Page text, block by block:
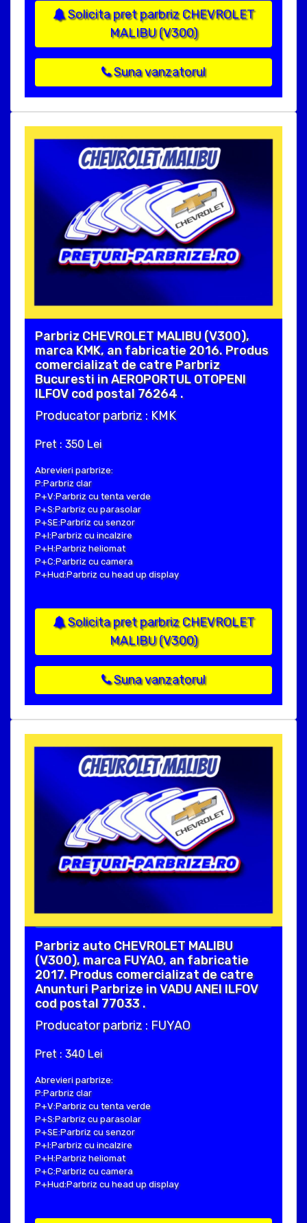
Solicita pret parbriz CHEVROLET
MALIBU (V300)
Suna vanzatorul
Parbriz CHEVROLET MALIBU (V300),
marca KMK, an fabricatie 2016. Produs
comercializat de catre Parbriz
Bucuresti in AEROPORTUL OTOPENI
ILFOV cod postal 76264 .
Producator parbriz : KMK
Pret : 350 Lei
Abrevieri parbrize:
P:Parbriz clar
P+V:Parbriz cu tenta verde
P+S:Parbriz cu parasolar
P+SE:Parbriz cu senzor
P+I:Parbriz cu incalzire
P+H:Parbriz heliomat
P+C:Parbriz cu camera
P+Hud:Parbriz cu head up display
Solicita pret parbriz CHEVROLET
MALIBU (V300)
Suna vanzatorul
Parbriz auto CHEVROLET MALIBU
(V300), marca FUYAO, an fabricatie
2017. Produs comercializat de catre
Anunturi Parbrize in VADU ANEI ILFOV
cod postal 77033 .
Producator parbriz : FUYAO
Pret : 340 Lei
Abrevieri parbrize:
P:Parbriz clar
P+V:Parbriz cu tenta verde
P+S:Parbriz cu parasolar
P+SE:Parbriz cu senzor
P+I:Parbriz cu incalzire
P+H:Parbriz heliomat
P+C:Parbriz cu camera
P+Hud:Parbriz cu head up display